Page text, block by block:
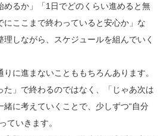
めるか」「1日でどのくらい進めると無
にここまで終わっていると安心か」な
理しながら、スケジュールを組んでいく
に進まないことももちろんあります。
た」で終わるのではなく、「じゃあ次は
緒に考えていくことで、少しずつ“自分
ていきます。